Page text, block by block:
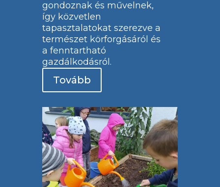
gondoznak és művelnek,
így közvetlen
tapasztalatokat szerezve a
természet körforgásáról és
a fenntartható
gazdálkodásról.
Tovább